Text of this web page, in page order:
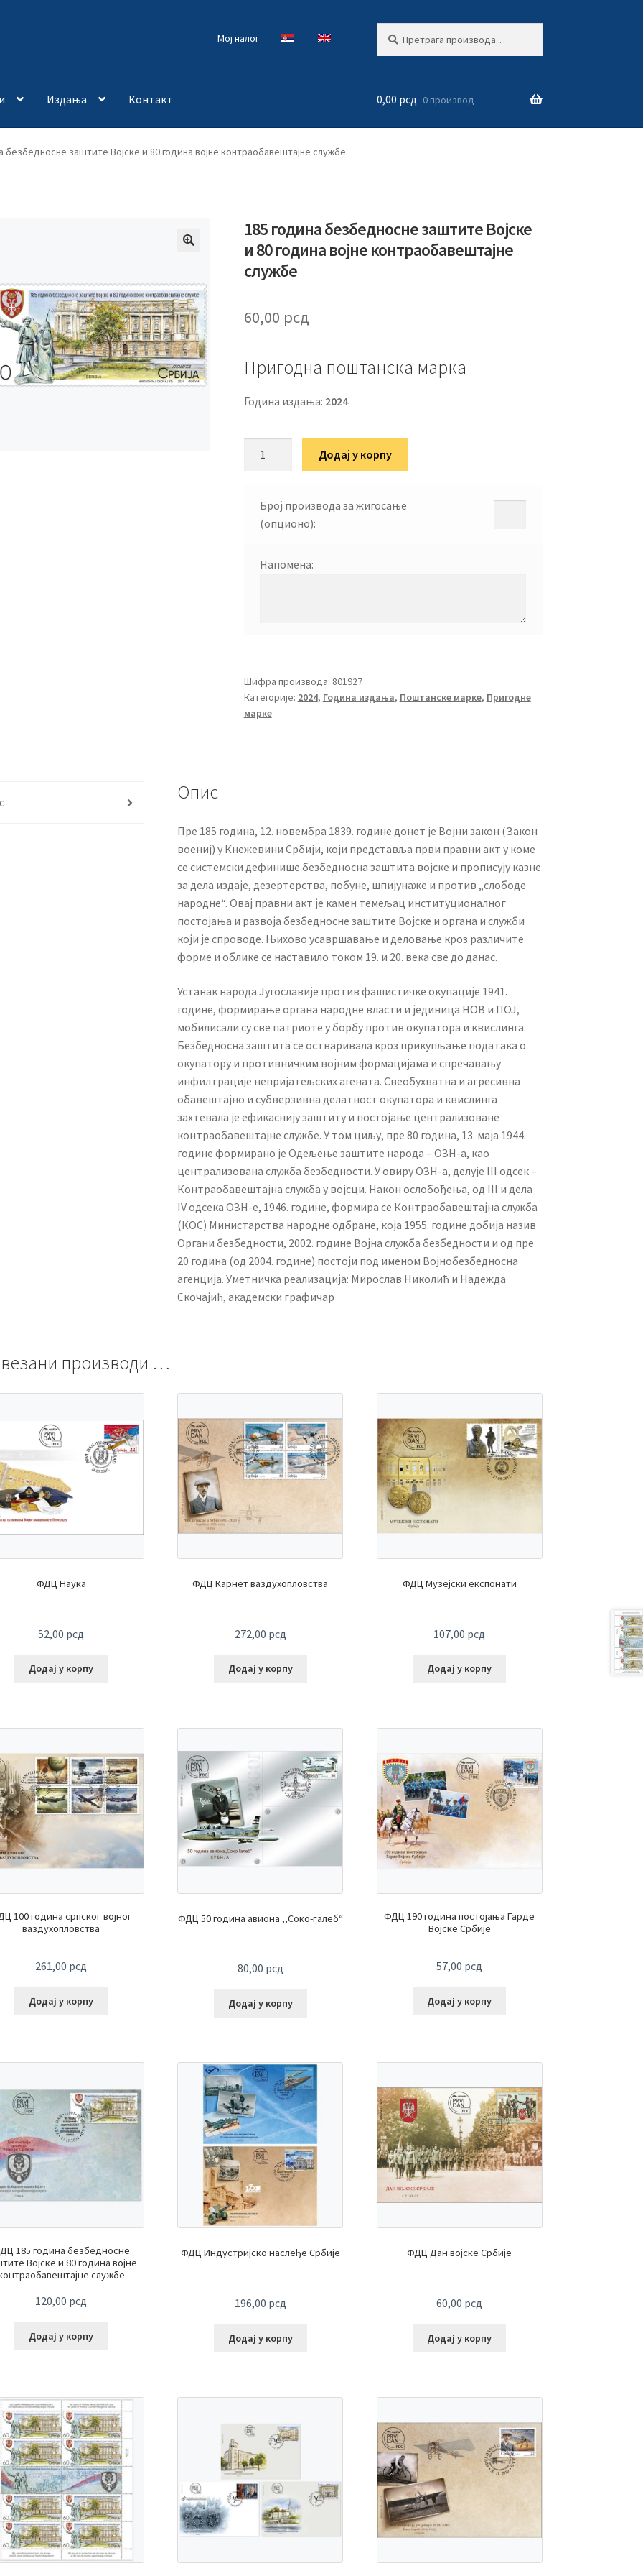
Мој налог
Издања Контакт 0,00 рсд 0 производ
безбедносне заштите Војске и 80 година војне контраобавештајне службе
185 година безбедносне заштите Војске
и 80 година војне контраобавештајне
службе
60,00 рсд
Пригодна поштанска марка
Година издања: 2024
заштите
Војске
година
Додај у корпу
Број производа за жигосање
(опционо):
Напомена:
Шифра производа: 801927
Категорије: 2024, Година издања, Поштанске марке, Пригодне
марке
Опис
Пре 185 година, 12. новембра 1839. године донет је Војни закон (Закон
воениј) у Кнежевини Србији, који представља први правни акт у коме
се системски дефинише безбедносна заштита војске и прописују казне
за дела издаје, дезертерства, побуне, шпијунаже и против „слободе
народне“. Овај правни акт је камен темељац институционалног
постојања и развоја безбедносне заштите Војске и органа и служби
који је спроводе. Њихово усавршавање и деловање кроз различите
форме и облике се наставило током 19. и 20. века све до данас.
Устанак народа Југославије против фашистичке окупације 1941.
године, формирање органа народне власти и јединица НОВ и ПОЈ,
мобилисали су све патриоте у борбу против окупатора и квислинга.
Безбедносна заштита се остваривала кроз прикупљање података о
окупатору и противничким војним формацијама и спречавању
инфилтрације непријатељских агената. Свеобухватна и агресивна
обавештајно и субверзивна делатност окупатора и квислинга
захтевала је ефикаснију заштиту и постојање централизоване
контраобавештајне службе. У том циљу, пре 80 година, 13. маја 1944.
године формирано је Одељење заштите народа – ОЗН-а, као
централизована служба безбедности. У овиру ОЗН-а, делује III одсек –
Контраобавештајна служба у војсци. Након ослобођења, од III и дела
IV одсека ОЗН-е, 1946. године, формира се Контраобавештајна служба
(КОС) Министарства народне одбране, која 1955. године добија назив
Органи безбедности, 2002. године Војна служба безбедности и од пре
20 година (од 2004. године) постоји под именом Војнобезбедносна
агенција. Уметничка реализација: Мирослав Николић и Надежда
Скочајић, академски графичар
производи …
ФДЦ Наука
52,00 рсд
Додај у корпу
ФДЦ Карнет ваздухопловства
272,00 рсд
Додај у корпу
ФДЦ Музејски експонати
107,00 рсд
Додај у корпу
100 година српског војног
ваздухопловства
261,00 рсд
Додај у корпу
ФДЦ 50 година авиона ,,Соко-галеб“
80,00 рсд
Додај у корпу
ФДЦ 190 година постојања Гарде
Војске Србије
57,00 рсд
Додај у корпу
185 година безбедносне
Војске и 80 година војне
службе
120,00 рсд
Додај у корпу
ФДЦ Индустријско наслеђе Србије
196,00 рсд
Додај у корпу
ФДЦ Дан војске Србије
60,00 рсд
Додај у корпу